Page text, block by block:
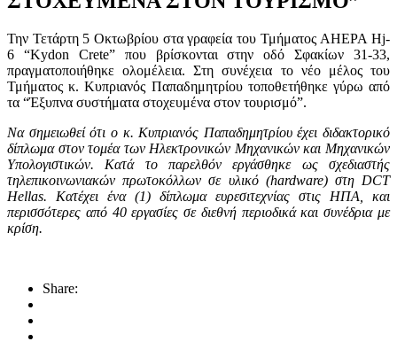
Την Τετάρτη 5 Οκτωβρίου στα γραφεία του Τμήματος AHEPA Hj-
6 “Kydon Crete” που βρίσκονται στην οδό Σφακίων 31-33,
πραγματοποιήθηκε ολομέλεια. Στη συνέχεια το νέο μέλος του
Τμήματος κ. Κυπριανός Παπαδημητρίου τοποθετήθηκε γύρω από
τα “Έξυπνα συστήματα στοχευμένα στον τουρισμό”.
Να σημειωθεί ότι ο κ. Κυπριανός Παπαδημητρίου έχει διδακτορικό
δίπλωμα στον τομέα των Ηλεκτρονικών Μηχανικών και Μηχανικών
Υπολογιστικών. Κατά το παρελθόν εργάσθηκε ως σχεδιαστής
τηλεπικοινωνιακών πρωτοκόλλων σε υλικό (hardware) στη DCT
Hellas. Κατέχει ένα (1) δίπλωμα ευρεσιτεχνίας στις ΗΠΑ, και
περισσότερες από 40 εργασίες σε διεθνή περιοδικά και συνέδρια με
κρίση.
Share: